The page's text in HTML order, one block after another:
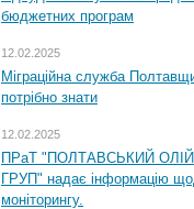
бюджетних програм
12.02.2025
Міграційна служба
потрібно знати
12.02.2025
ПРаТ "ПОЛТАВСЬКИЙ
ГРУП" надає інформацію
моніторингу.